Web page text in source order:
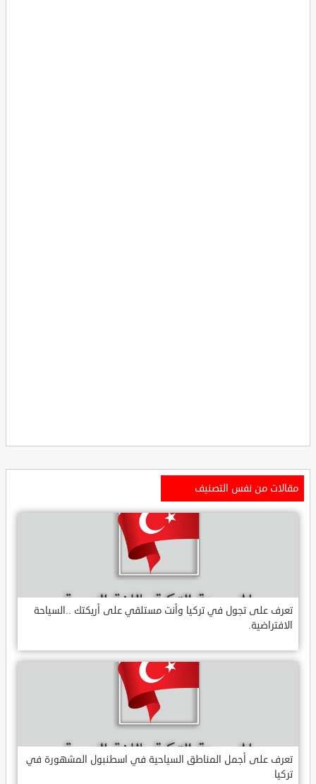
مقالات من نفس التصنيف
تعرف على تجول في تركيا وأنت مستلقي على أريكتك ..السياحة
الافتراضية.
تعرف على أجمل المناطق السياحية في اسطنبول المشهورة في
تركيا